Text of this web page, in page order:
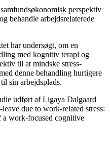
perspektiv
behandle arbejdsrelaterede
har undersøgt, om en
med kognitiv terapi og
til at mindske stress-
denne behandling hurtigere
sin arbejdsplads.
udført af Ligaya Dalgaard
due to work-related stress:
work-focused cognitive